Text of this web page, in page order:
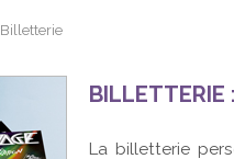
Billetterie